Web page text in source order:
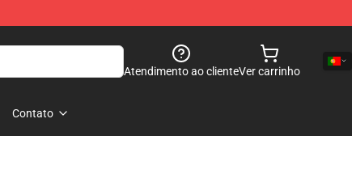
Atendimento ao clienteVer carrinho
Contato